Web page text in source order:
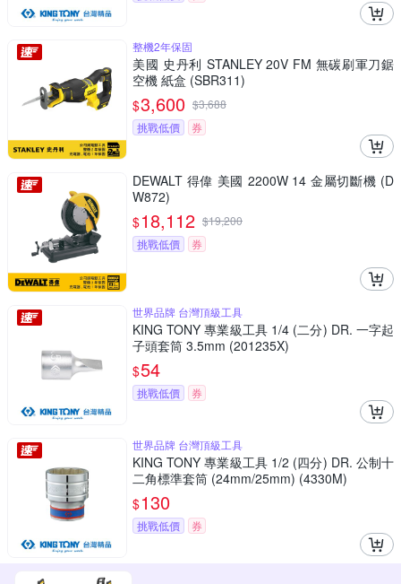
整機2年保固
美國 史丹利 STANLEY 20V FM 無碳刷軍刀鋸
空機 紙盒 (SBR311)
$3,600 $3,688
挑戰低價
券
DEWALT 得偉 美國 2200W 14 金屬切斷機 (D
W872)
$18,112 $19,200
挑戰低價
券
世界品牌 台灣頂級工具
KING TONY 專業級工具 1/4 (二分) DR. 一字起
子頭套筒 3.5mm (201235X)
$54
挑戰低價 券
世界品牌 台灣頂級工具
KING TONY 專業級工具 1/2 (四分) DR. 公制十
二角標準套筒 (24mm/25mm) (4330M)
$130
挑戰低價 券